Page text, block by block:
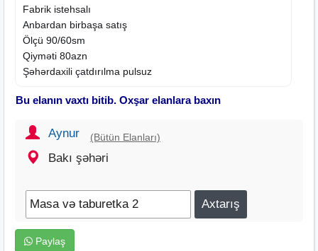
Fabrik istehsalı
Anbardan birbaşa satış
Ölçü 90/60sm
Qiyməti 80azn
Şəhərdaxili çatdırılma pulsuz
Bu elanın vaxtı bitib. Oxşar elanlara baxın
Aynur (Bütün Elanları)
Bakı şəhəri
Paylaş